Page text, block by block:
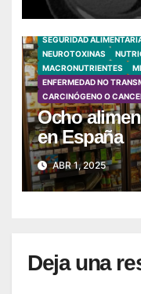
SEGURIDAD
NEUROTOXINAS
MACRONUTRIENTES
ENFERMEDAD NO
CARCINÓGENO O
Ocho
en España
ABR 1, 2025
Deja una